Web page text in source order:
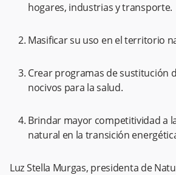
hogares, industrias y transporte.
Masificar su uso en el territorio
Crear programas de sustitución
nocivos para la salud.
Brindar mayor competitividad a
natural en la transición
Luz Stella Murgas, presidenta de